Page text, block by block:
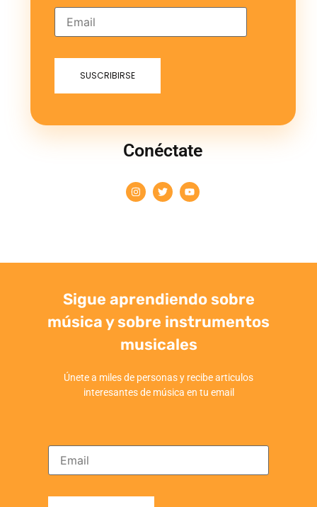
Conéctate
Sigue aprendiendo sobre
música y sobre instrumentos
musicales
Únete a miles de personas y recibe articulos
interesantes de música en tu email